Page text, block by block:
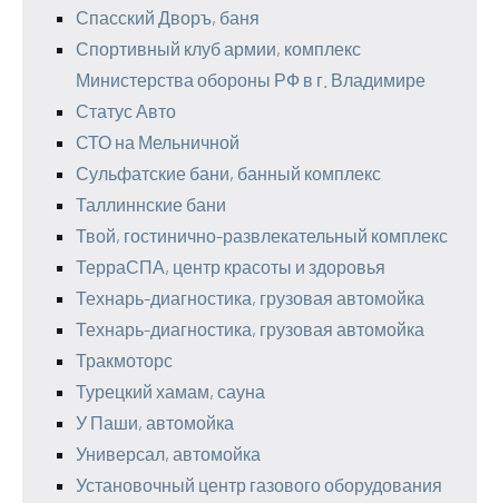
Спасский Дворъ, баня
Спортивный клуб армии, комплекс
Министерства обороны РФ в г. Владимире
Статус Авто
СТО на Мельничной
Сульфатские бани, банный комплекс
Таллиннские бани
Твой, гостинично-развлекательный комплекс
ТерраСПА, центр красоты и здоровья
Технарь-диагностика, грузовая автомойка
Технарь-диагностика, грузовая автомойка
Тракмоторс
Турецкий хамам, сауна
У Паши, автомойка
Универсал, автомойка
Установочный центр газового оборудования